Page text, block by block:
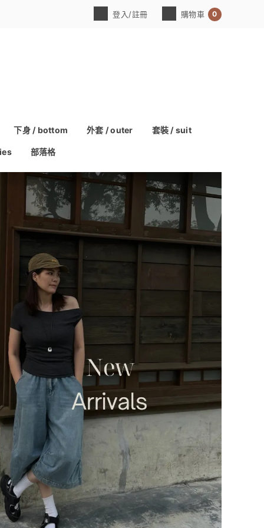
登入/註冊 購物車 0
下身 / bottom 外套 / outer 套裝 / suit
部落格